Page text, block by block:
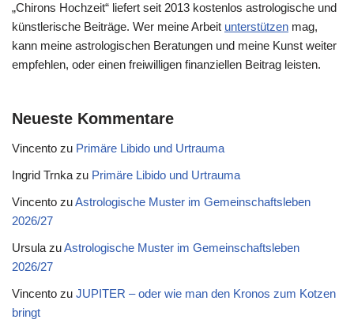
„Chirons Hochzeit“ liefert seit 2013 kostenlos astrologische und
künstlerische Beiträge. Wer meine Arbeit unterstützen mag,
kann meine astrologischen Beratungen und meine Kunst weiter
empfehlen, oder einen freiwilligen finanziellen Beitrag leisten.
Neueste Kommentare
Vincento zu Primäre Libido und Urtrauma
Ingrid Trnka zu Primäre Libido und Urtrauma
Vincento zuAstrologische Muster im Gemeinschaftsleben
2026/27
Ursula zuAstrologische Muster im Gemeinschaftsleben
2026/27
Vincento zu JUPITER – oder wie man den Kronos zum Kotzen
bringt